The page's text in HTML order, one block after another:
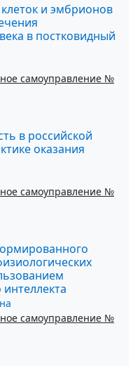
и эмбрионов
в постковидный
самоуправление №
в российской
оказания
самоуправление №
самоуправление №